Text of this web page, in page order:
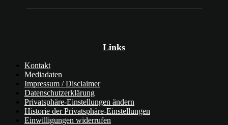
Links
Kontakt
Mediadaten
Impressum / Disclaimer
Datenschutzerklärung
Privatsphäre-Einstellungen ändern
Historie der Privatsphäre-Einstellungen
Einwilligungen widerrufen